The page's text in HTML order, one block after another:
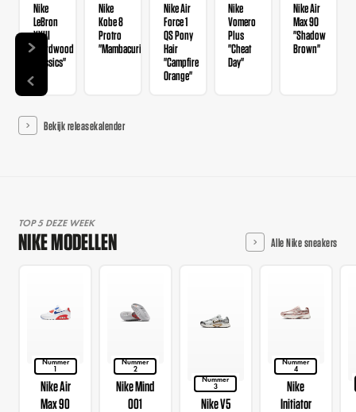
Nike
LeBron
XXIII
"Hardwood
Classics"
Nike
Kobe 8
Protro
"Mambacurial"
Nike Air
Force 1
QS Pony
Hair
"Campfire
Orange"
Nike
Vomero
Plus
"Cheat
Day"
Nike Air
Max 90
"Shadow
Brown"
Bekijk releasekalender
TOP 5 DEZE WEEK
NIKE MODELLEN Alle Nike sneakers
Nummer
1
Nike Air
Max 90
Nummer
2
Nike Mind
001
Nummer
3
Nike V5
Nummer
4
Nike
Initiator